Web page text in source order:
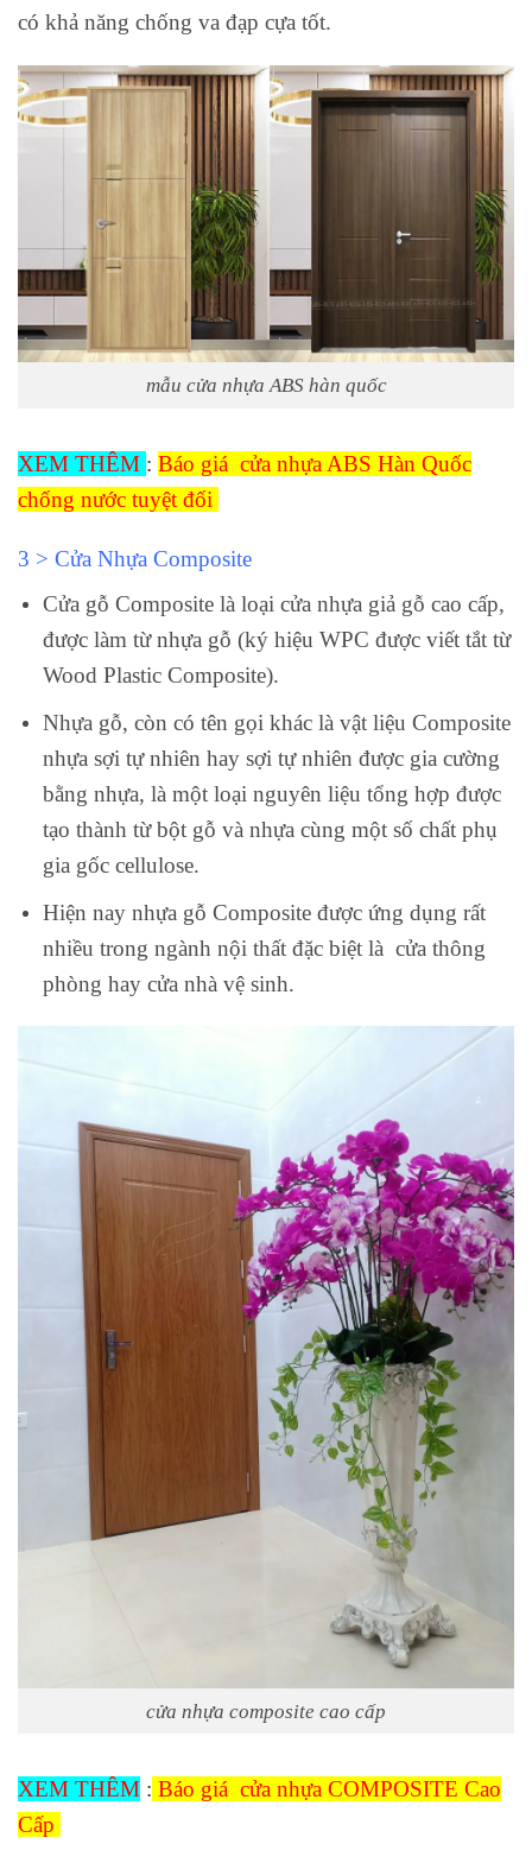
có khả năng chống va đạp cựa tốt.
mẫu cửa nhựa ABS hàn quốc
XEM THÊM : Báo giá cửa nhựa ABS Hàn Quốc
chống nước tuyệt đối
3 > Cửa Nhựa Composite
Cửa gỗ Composite là loại cửa nhựa giả gỗ cao cấp,
được làm từ nhựa gỗ (ký hiệu WPC được viết tắt từ
Wood Plastic Composite).
Nhựa gỗ, còn có tên gọi khác là vật liệu Composite
nhựa sợi tự nhiên hay sợi tự nhiên được gia cường
bằng nhựa, là một loại nguyên liệu tổng hợp được
tạo thành từ bột gỗ và nhựa cùng một số chất phụ
gia gốc cellulose.
Hiện nay nhựa gỗ Composite được ứng dụng rất
nhiều trong ngành nội thất đặc biệt là cửa thông
phòng hay cửa nhà vệ sinh.
cửa nhựa composite cao cấp
XEM THÊM : Báo giá cửa nhựa COMPOSITE Cao
Cấp